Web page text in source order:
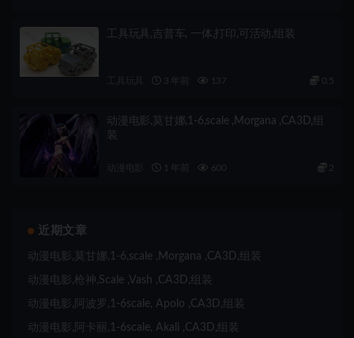
工具玩具,吉普车, 一体,打印,可活动,组装
3 年前 137 0.5
动漫电影,莫甘娜,1-6,scale ,Morgana ,CA3D,组
装
1 年前 600 2
近期文章
动漫电影,莫甘娜,1-6,scale ,Morgana ,CA3D,组装
动漫电影,枪神,Scale ,Vash ,CA3D,组装
动漫电影,阿波罗,1-6scale, Apolo ,CA3D,组装
动漫电影,阿卡丽,1-6scale, Akali ,CA3D,组装